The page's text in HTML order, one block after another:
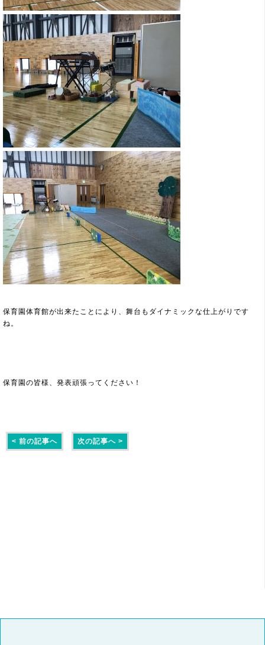
保育園体育館が出来たことにより、舞台もダイナミックな仕上がりです
ね。
保育園の皆様、発表頑張ってください！
< 前の記事へ 次の記事へ >